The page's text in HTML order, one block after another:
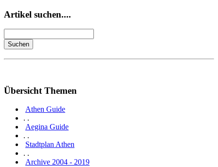
Artikel suchen....
Übersicht Themen
Athen Guide
. .
Aegina Guide
. .
Stadtplan Athen
. .
Archive 2004 - 2019